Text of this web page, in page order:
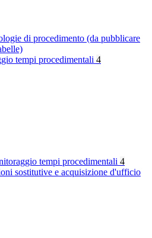
di procedimento (da pubblicare
tempi procedimentali 4
tempi procedimentali 4
sostitutive e acquisizione d'ufficio